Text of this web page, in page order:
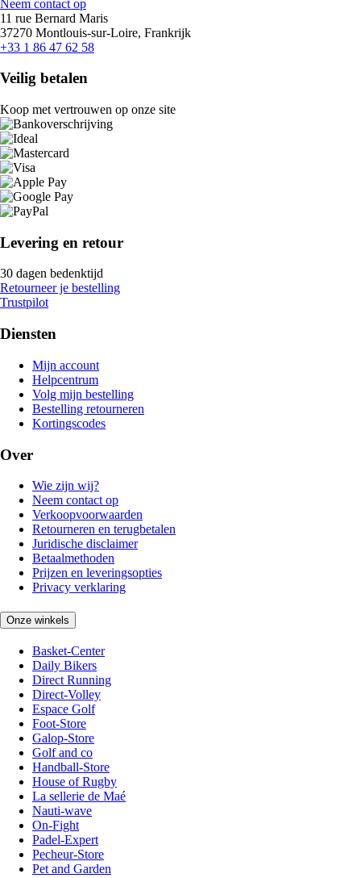
Neem contact op
11 rue Bernard Maris
37270 Montlouis-sur-Loire, Frankrijk
+33 1 86 47 62 58
Veilig betalen
Koop met vertrouwen op onze site
Levering en retour
30 dagen bedenktijd
Retourneer je bestelling
Trustpilot
Diensten
Mijn account
Helpcentrum
Volg mijn bestelling
Bestelling retourneren
Kortingscodes
Over
Wie zijn wij?
Neem contact op
Verkoopvoorwaarden
Retourneren en terugbetalen
Juridische disclaimer
Betaalmethoden
Prijzen en leveringsopties
Privacy verklaring
Onze winkels
Basket-Center
Daily Bikers
Direct Running
Direct-Volley
Espace Golf
Foot-Store
Galop-Store
Golf and co
Handball-Store
House of Rugby
La sellerie de Maé
Nauti-wave
On-Fight
Padel-Expert
Pecheur-Store
Pet and Garden